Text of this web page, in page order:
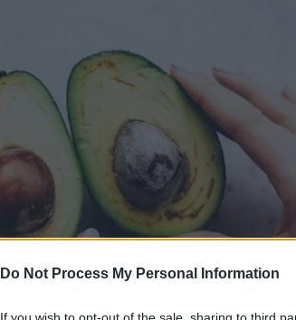
Do Not Process My Personal Information